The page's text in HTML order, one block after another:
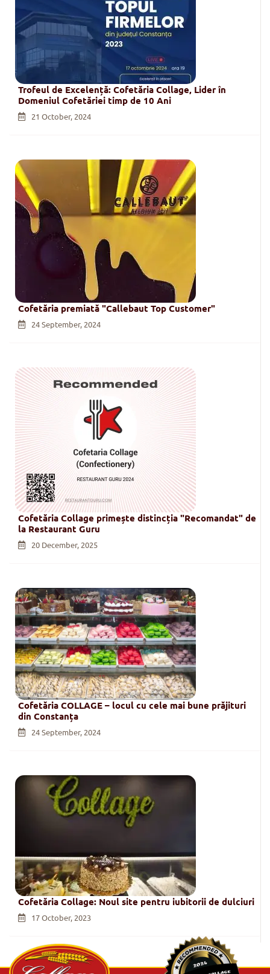
Trofeul de Excelență: Cofetăria Collage, Lider în
Domeniul Cofetăriei timp de 10 Ani
21 October, 2024
Cofetăria premiată "Callebaut Top Customer"
24 September, 2024
Cofetăria Collage primește distincția "Recomandat" de
la Restaurant Guru
20 December, 2025
Cofetăria COLLAGE – locul cu cele mai bune prăjituri
din Constanța
24 September, 2024
Cofetăria Collage: Noul site pentru iubitorii de dulciuri
17 October, 2023